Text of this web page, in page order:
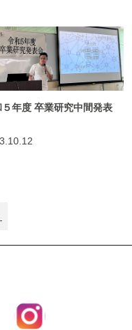
５年度 卒業研究中間発表